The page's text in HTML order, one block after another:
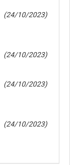
(24/10/2023)
(24/10/2023)
(24/10/2023)
(24/10/2023)